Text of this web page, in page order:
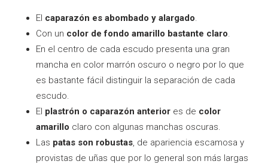
El caparazón es abombado y alargado.
Con un color de fondo amarillo bastante claro.
En el centro de cada escudo presenta una gran
mancha en color marrón oscuro o negro por lo que
es bastante fácil distinguir la separación de cada
escudo.
El plastrón o caparazón anterior es de color
amarillo claro con algunas manchas oscuras.
Las patas son robustas, de apariencia escamosa y
provistas de uñas que por lo general son más largas